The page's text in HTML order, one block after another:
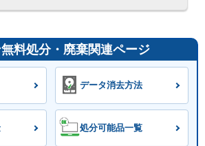
料処分・廃棄関連ページ
データ消去方法
処分可能品一覧